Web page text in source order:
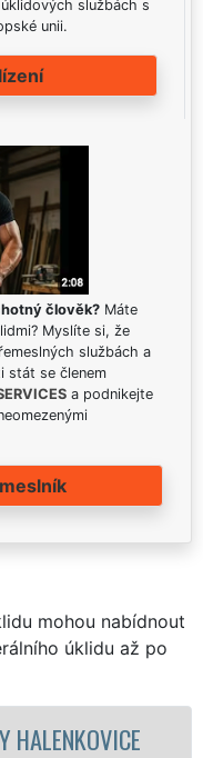
službách s
unii.
člověk? Máte
Myslíte si, že
službách a
stát se členem
a podnikejte
mohou nabídnout
úklidu až po